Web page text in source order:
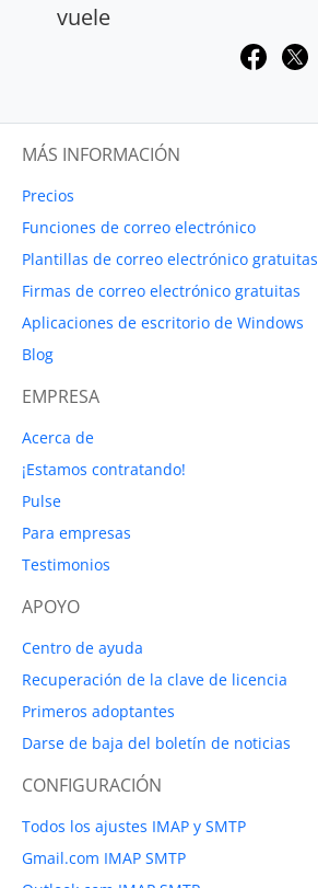
vuele
MÁS INFORMACIÓN
Precios
Funciones de correo electrónico
Plantillas de correo electrónico gratuitas
Firmas de correo electrónico gratuitas
Aplicaciones de escritorio de Windows
Blog
EMPRESA
Acerca de
¡Estamos contratando!
Pulse
Para empresas
Testimonios
APOYO
Centro de ayuda
Recuperación de la clave de licencia
Primeros adoptantes
Darse de baja del boletín de noticias
CONFIGURACIÓN
Todos los ajustes IMAP y SMTP
Gmail.com IMAP SMTP